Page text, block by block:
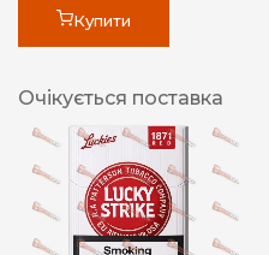
Купити
Очікується поставка